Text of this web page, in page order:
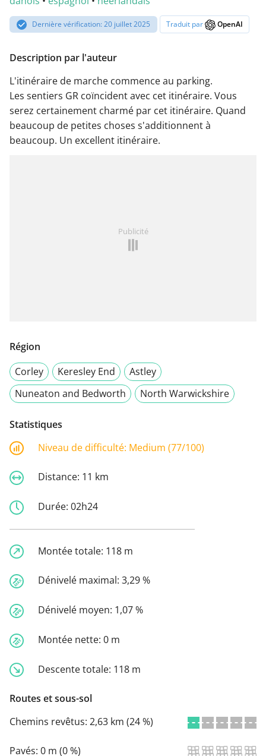
Dernière vérification: 20 juillet 2025 Traduit par OpenAI
Description par l'auteur
L'itinéraire de marche commence au parking.
Les sentiers GR coïncident avec cet itinéraire. Vous
serez certainement charmé par cet itinéraire. Quand
beaucoup de petites choses s'additionnent à
beaucoup. Un excellent itinéraire.
Publicité
Région
Corley
Keresley End
Astley
Nuneaton and Bedworth
North Warwickshire
Statistiques
Niveau de difficulté: Medium (77/100)
Distance: 11 km
Durée: 02h24
Montée totale: 118 m
Dénivelé maximal: 3,29 %
Dénivelé moyen: 1,07 %
Montée nette: 0 m
Descente totale: 118 m
Routes et sous-sol
Chemins revêtus: 2,63 km (24 %)
Pavés: 0 m (0 %)